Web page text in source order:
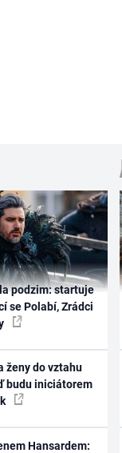
podzim: startuje
se Polabí, Zrádci
ženy do vztahu
budu iniciátorem
Hansardem: